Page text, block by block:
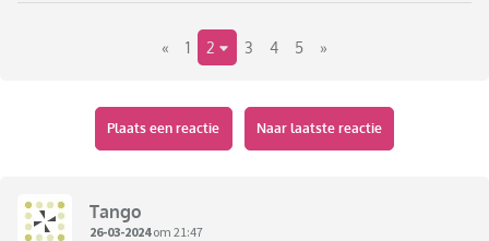
Er is overigens geen meneer E. Zel bekend bij de Groninger
« 1 2 3 4 5 »
Plaats een reactie Naar laatste reactie
Tango
26-03-2024om 21:47